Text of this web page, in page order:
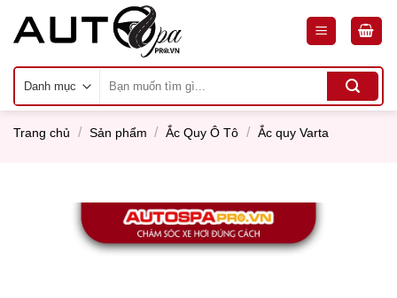
kiếm:
Trang chủ / Sản phẩm / Ắc Quy Ô Tô / Ắc quy Varta